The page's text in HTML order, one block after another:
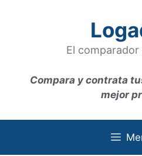
El
Compara y contrata
mejor